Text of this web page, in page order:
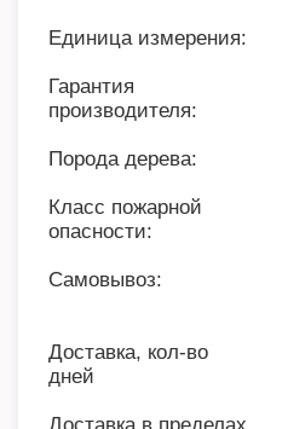
Единица измерения:
Гарантия
производителя:
Порода дерева:
Класс пожарной
опасности:
Самовывоз:
Доставка, кол-во
дней